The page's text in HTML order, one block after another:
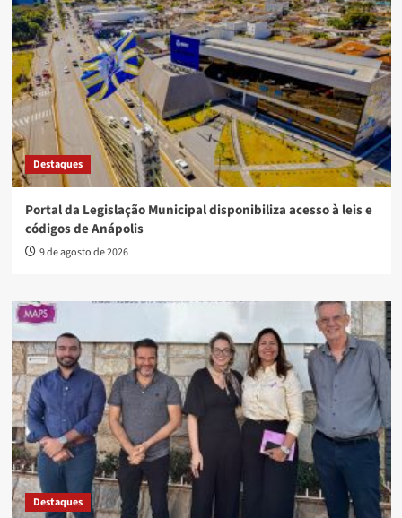
Destaques
Portal da Legislação Municipal disponibiliza acesso à leis e
códigos de Anápolis
9 de agosto de 2026
Destaques